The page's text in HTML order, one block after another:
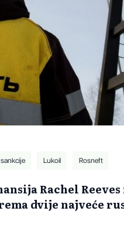
sankcije Lukoil Rosneft
Rachel
dvije najveće